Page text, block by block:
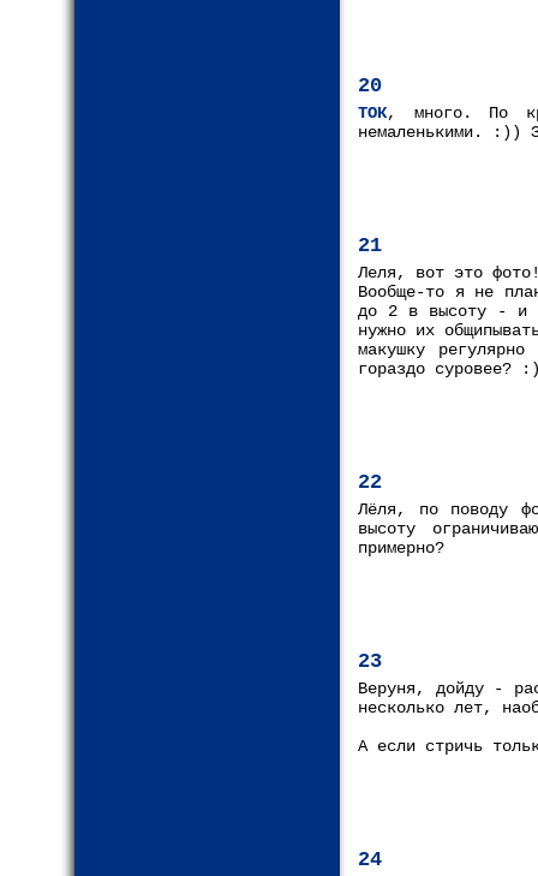
20
ТОК, много. По
немаленькими. :))
21
Леля, вот это
Вообще-то я не
до 2 в высоту - и
нужно их
макушку
гораздо суровее?
22
Лёля, по поводу
высоту
примерно?
23
Веруня, дойду -
несколько лет,
А если стричь
24